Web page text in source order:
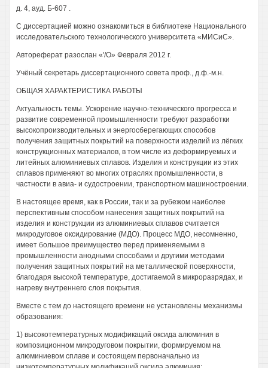
д. 4, ауд. Б-607 .
С диссертацией можно ознакомиться в библиотеке Национального
исследовательского технологического университета «МИСиС».
Автореферат разослан «'/О» Февраля 2012 г.
Учёный секретарь диссертационного совета проф., д.ф.-м.н.
ОБЩАЯ ХАРАКТЕРИСТИКА РАБОТЫ
Актуальность темы. Ускорение научно-технического прогресса и
развитие современной промышленности требуют разработки
высокопроизводительных и энергосберегающих способов
получения защитных покрытий на поверхности изделий из лёгких
конструкционных материалов, в том числе из деформируемых и
литейных алюминиевых сплавов. Изделия и конструкции из этих
сплавов применяют во многих отраслях промышленности, в
частности в авиа- и судостроении, транспортном машиностроении.
В настоящее время, как в России, так и за рубежом наиболее
перспективным способом нанесения защитных покрытий на
изделия и конструкции из алюминиевых сплавов считается
микродуговое оксидирование (МДО). Процесс МДО, несомненно,
имеет большое преимущество перед применяемыми в
промышленности анодными способами и другими методами
получения защитных покрытий на металлической поверхности,
благодаря высокой температуре, достигаемой в микроразрядах, и
нагреву внутреннего слоя покрытия.
Вместе с тем до настоящего времени не установлены механизмы
образования:
1) высокотемпературных модификаций оксида алюминия в
композиционном микродуговом покрытии, формируемом на
алюминиевом сплаве и состоящем первоначально из